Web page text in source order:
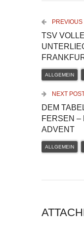
PREVIOUS
TSV
ALLGEMEIN
NEXT
DEM
FERSEN –
ADVENT
ALLGEMEIN